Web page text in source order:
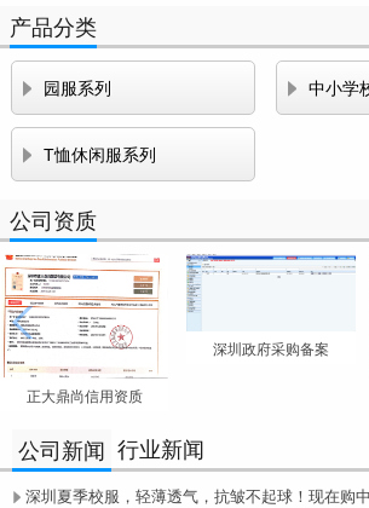
产品分类
 园服系列  中小学
 T恤休闲服系列
公司资质
正大鼎尚信用资质
深圳政府采购备案
公司新闻 行业新闻
 深圳夏季校服，轻薄透气，抗皱不起球！现在购